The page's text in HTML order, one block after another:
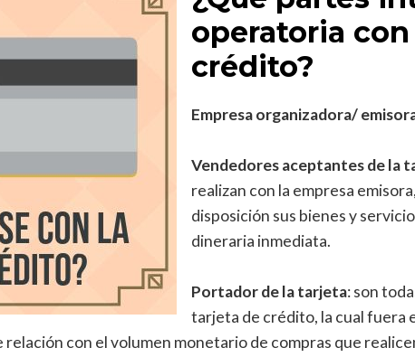
operatoria
crédito?
Empresa organizadora/
Vendedores aceptantes de la
realizan con la empresa
disposición sus bienes y
dineraria inmediata.
Portador de la tarjeta: son
tarjeta de crédito, la cual fuera
con el volumen monetario de compras que